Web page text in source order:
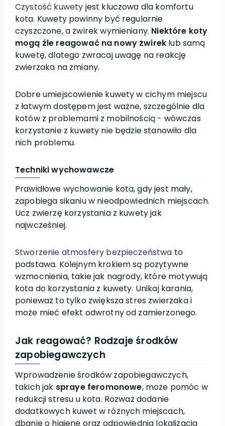
Czystość kuwety jest kluczowa dla komfortu
kota. Kuwety powinny być regularnie
czyszczone, a żwirek wymieniany. Niektóre koty
mogą źle reagować na nowy żwirek lub samą
kuwetę, dlatego zwracaj uwagę na reakcję
zwierzaka na zmiany.
Dobre umiejscowienie kuwety w cichym miejscu
z łatwym dostępem jest ważne, szczególnie dla
kotów z problemami z mobilnością - wówczas
korzystanie z kuwety nie będzie stanowiło dla
nich problemu.
Techniki wychowawcze
Prawidłowe wychowanie kota, gdy jest mały,
zapobiega sikaniu w nieodpowiednich miejscach.
Ucz zwierzę korzystania z kuwety jak
najwcześniej.
Stworzenie atmosfery bezpieczeństwa to
podstawa. Kolejnym krokiem są pozytywne
wzmocnienia, takie jak nagrody, które motywują
kota do korzystania z kuwety. Unikaj karania,
ponieważ to tylko zwiększa stres zwierzaka i
może mieć efekt odwrotny od zamierzonego.
Jak reagować? Rodzaje środków
zapobiegawczych
Wprowadzenie środków zapobiegawczych,
takich jak spraye feromonowe, może pomóc w
redukcji stresu u kota. Rozważ dodanie
dodatkowych kuwet w różnych miejscach,
dbanie o higienę oraz odpowiednia lokalizacja